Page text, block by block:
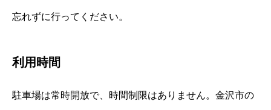
忘れずに行ってください。
利用時間
駐車場は常時開放で、時間制限はありません。金沢市の